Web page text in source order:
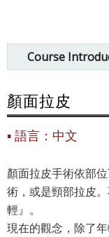
Course
顏面拉皮
語言：中文
顏面拉皮手術依部
術，或是頸部拉皮
輕』。
現在的觀念，除了